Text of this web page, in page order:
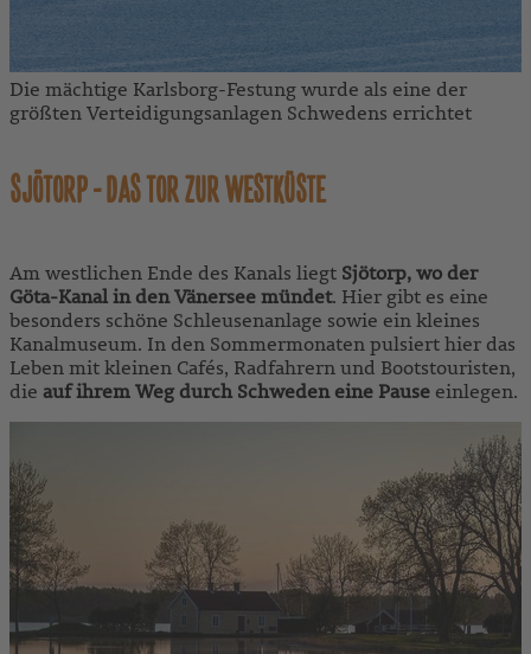
Die mächtige Karlsborg-Festung wurde als eine der
größten Verteidigungsanlagen Schwedens errichtet
SJÖTORP - DAS TOR ZUR WESTKÜSTE
Am westlichen Ende des Kanals liegt Sjötorp, wo der
Göta-Kanal in den Vänersee mündet. Hier gibt es eine
besonders schöne Schleusenanlage sowie ein kleines
Kanalmuseum. In den Sommermonaten pulsiert hier das
Leben mit kleinen Cafés, Radfahrern und Bootstouristen,
die auf ihrem Weg durch Schweden eine Pause einlegen.